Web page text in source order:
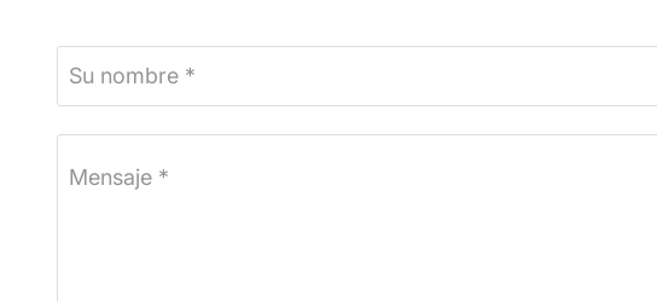
Su nombre *
Mensaje *